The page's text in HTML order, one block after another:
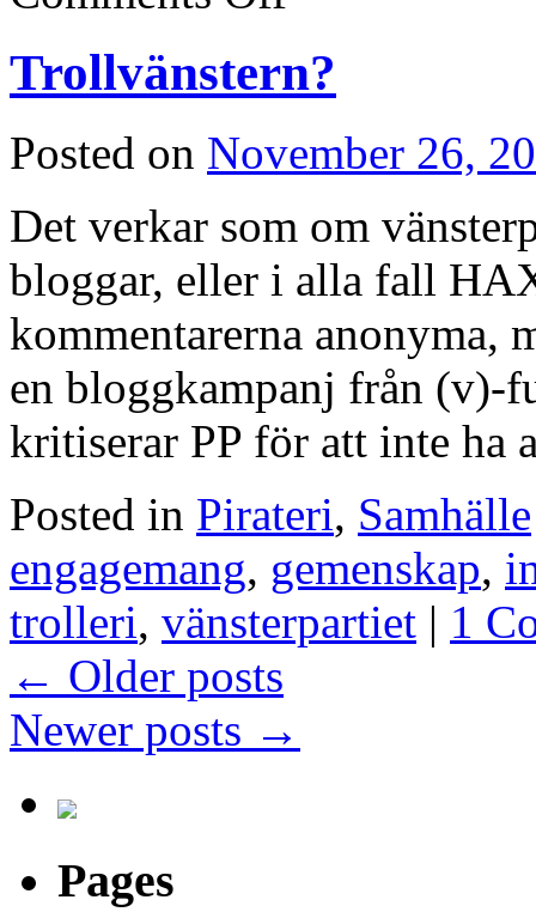
knäna
Trollvänstern?
Posted on November 26,
Det verkar som om
bloggar, eller i alla fall
kommentarerna anonyma,
en bloggkampanj från (v)-
kritiserar PP för att inte
Posted in Pirateri, Samhälle
engagemang, gemenskap,
trolleri, vänsterpartiet | 1
← Older posts
Newer posts →
Pages